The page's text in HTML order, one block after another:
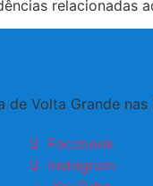
relacionadas
de Volta Grande nas
Facebook
Instagram